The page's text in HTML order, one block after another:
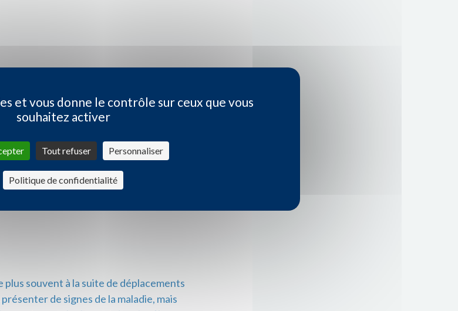
plus souvent à la suite de déplacements
de signes de la maladie, mais
et vous donne le contrôle sur ceux que vous
souhaitez activer
Tout refuser Personnaliser
Politique de confidentialité